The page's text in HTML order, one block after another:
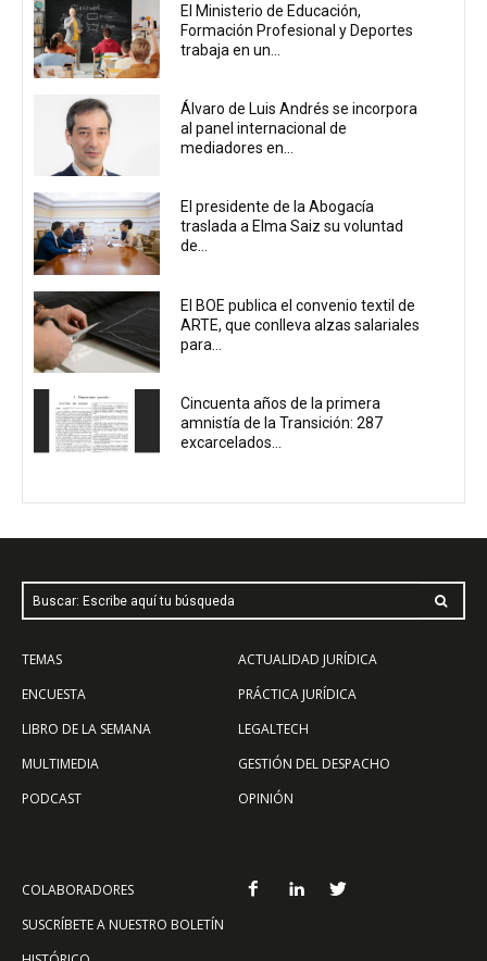
El Ministerio de Educación,
Formación Profesional y Deportes
trabaja en un...
Álvaro de Luis Andrés se incorpora
al panel internacional de
mediadores en...
El presidente de la Abogacía
traslada a Elma Saiz su voluntad
de...
El BOE publica el convenio textil de
ARTE, que conlleva alzas salariales
para...
Cincuenta años de la primera
amnistía de la Transición: 287
excarcelados...
Buscar: Escribe aquí tu búsqueda
TEMAS
ENCUESTA
LIBRO DE LA SEMANA
MULTIMEDIA
PODCAST
ACTUALIDAD JURÍDICA
PRÁCTICA JURÍDICA
LEGALTECH
GESTIÓN DEL DESPACHO
OPINIÓN
COLABORADORES
SUSCRÍBETE A NUESTRO BOLETÍN